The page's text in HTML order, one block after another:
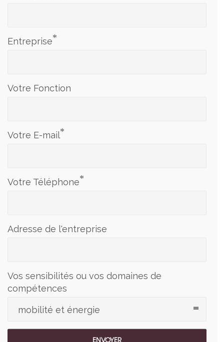
Entreprise*
Votre Fonction
Votre E-mail*
Votre Téléphone*
Adresse de l'entreprise
Vos sensibilités ou vos domaines de
compétences
mobilité et énergie